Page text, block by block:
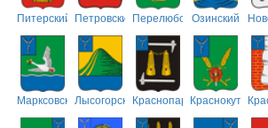
Питерский ПетровскийПерелюбскийОзинский
МарксовскийЛысогорскийКраснопартизанский
Краснокутский